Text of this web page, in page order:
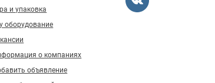
и упаковка
оборудование
о компаниях
объявление